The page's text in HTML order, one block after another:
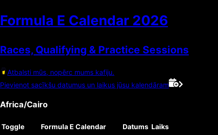
Formula E Calendar 2026
Races, Qualifying & Practice Sessions
Atbalsti mūs, nopērc mums kafiju.
Pievienot sacīkšu datumus un laikus jūsu kalendāram
Africa/Cairo
Toggle Formula E Calendar Datums Laiks